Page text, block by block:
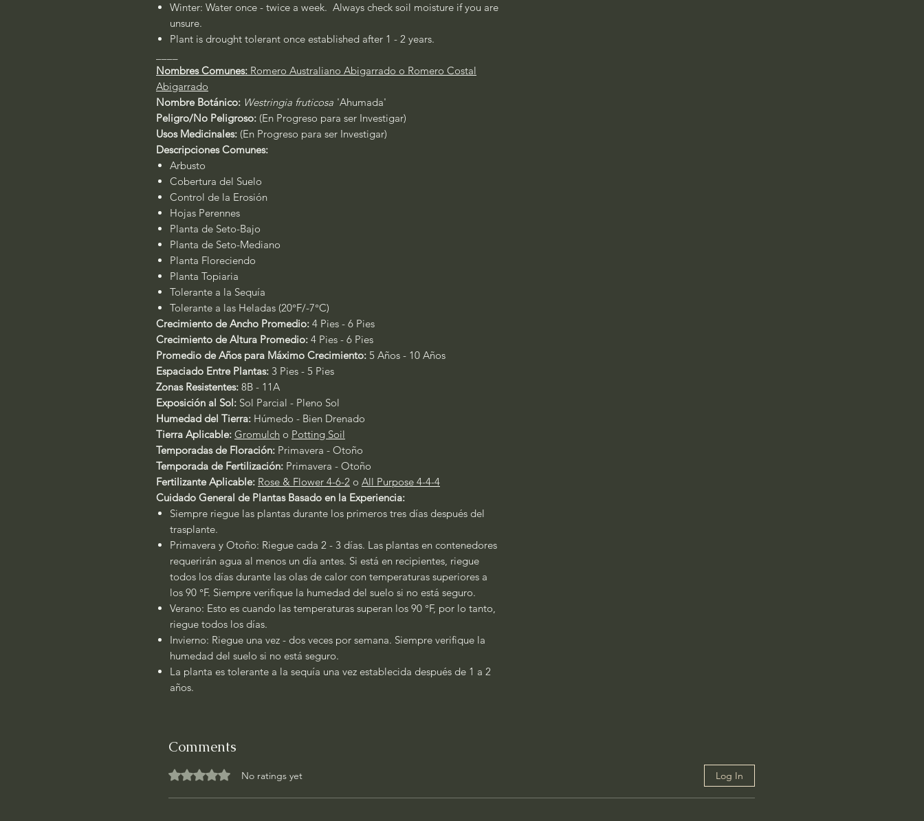
Winter: Water once - twice a week. Always check soil moisture if you are
unsure.
Plant is drought tolerant once established after 1 - 2 years.
Nombres Comunes: Romero Australiano Abigarrado o Romero Costal
Abigarrado
Nombre Botánico: Westringia fruticosa 'Ahumada'
Peligro/No Peligroso: (En Progreso para ser Investigar)
Usos Medicinales: (En Progreso para ser Investigar)
Descripciones Comunes:
Arbusto
Cobertura del Suelo
Control de la Erosión
Hojas Perennes
Planta de Seto-Bajo
Planta de Seto-Mediano
Planta Floreciendo
Planta Topiaria
Tolerante a la Sequía
Tolerante a las Heladas (20°F/-7°C)
Crecimiento de Ancho Promedio: 4 Pies - 6 Pies
Crecimiento de Altura Promedio: 4 Pies - 6 Pies
Promedio de Años para Máximo Crecimiento: 5 Años - 10 Años
Espaciado Entre Plantas: 3 Pies - 5 Pies
Zonas Resistentes: 8B - 11A
Exposición al Sol: Sol Parcial - Pleno Sol
Humedad del Tierra: Húmedo - Bien Drenado
Tierra Aplicable: Gromulch o Potting Soil
Temporadas de Floración: Primavera - Otoño
Temporada de Fertilización: Primavera - Otoño
Fertilizante Aplicable: Rose & Flower 4-6-2 o All Purpose 4-4-4
Cuidado General de Plantas Basado en la Experiencia:
Siempre riegue las plantas durante los primeros tres días después del
trasplante.
Primavera y Otoño: Riegue cada 2 - 3 días. Las plantas en contenedores
requerirán agua al menos un día antes. Si está en recipientes, riegue
todos los días durante las olas de calor con temperaturas superiores a
los 90 °F. Siempre verifique la humedad del suelo si no está seguro.
Verano: Esto es cuando las temperaturas superan los 90 °F, por lo tanto,
riegue todos los días.
Invierno: Riegue una vez - dos veces por semana. Siempre verifique la
humedad del suelo si no está seguro.
La planta es tolerante a la sequía una vez establecida después de 1 a 2
años.
Comments
Log In
Rated 0 out of 5 stars. No ratings yet